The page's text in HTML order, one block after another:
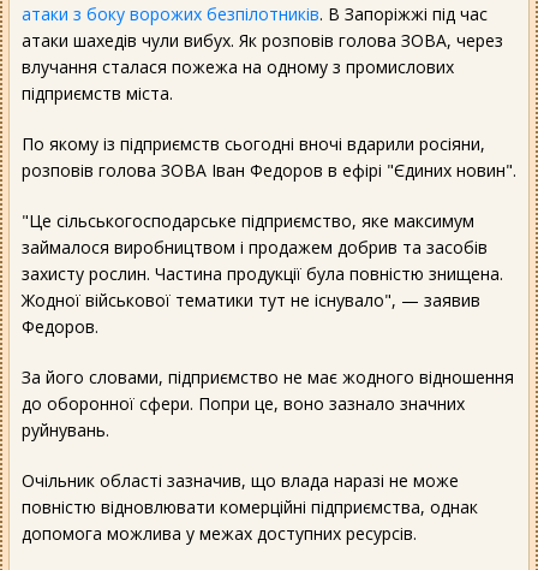
атаки з боку ворожих безпілотників. В Запоріжжі під час
атаки шахедів чули вибух. Як розповів голова ЗОВА, через
влучання сталася пожежа на одному з промислових
підприємств міста.
По якому із підприємств сьогодні вночі вдарили росіяни,
розповів голова ЗОВА Іван Федоров в ефірі "Єдиних новин".
"Це сільськогосподарське підприємство, яке максимум
займалося виробництвом і продажем добрив та засобів
захисту рослин. Частина продукції була повністю знищена.
Жодної військової тематики тут не існувало", — заявив
Федоров.
За його словами, підприємство не має жодного відношення
до оборонної сфери. Попри це, воно зазнало значних
руйнувань.
Очільник області зазначив, що влада наразі не може
повністю відновлювати комерційні підприємства, однак
допомога можлива у межах доступних ресурсів.